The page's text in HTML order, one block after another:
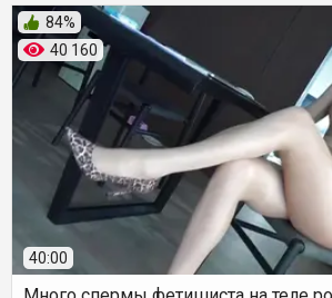
40 160
84%
40:00